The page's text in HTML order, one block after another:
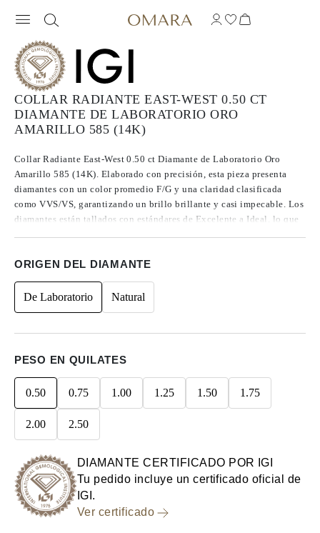
COLLAR RADIANTE EAST-WEST 0.50 CT
DIAMANTE DE LABORATORIO ORO
AMARILLO 585 (14K)
Collar Radiante East-West 0.50 ct Diamante de Laboratorio Oro
Amarillo 585 (14K). Elaborado con precisión, esta pieza presenta
diamantes con un color promedio F/G y una claridad clasificada
como VVS/VS, garantizando un brillo brillante y casi impecable. Los
diamantes están tallados con estándares de Excelente a Ideal, lo que
presentan fluorescencia.
ORIGEN DEL DIAMANTE
De Laboratorio Natural
PESO EN QUILATES
0.50 0.75 1.00 1.25 1.50 1.75
2.00 2.50
DIAMANTE CERTIFICADO POR IGI
Tu pedido incluye un certificado oficial de
IGI.
Ver certificado